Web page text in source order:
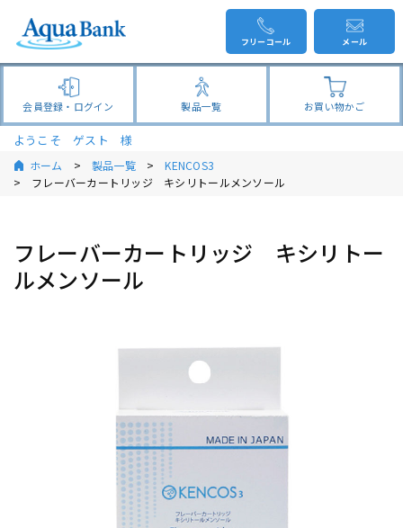
製品一覧
会員登録・ログイン お買い物かご
フリーコール メール
ようこそ ゲスト 様
ホーム 製品一覧
KENCOS3
フレーバーカートリッジ キシリトールメンソール
フレーバーカートリッジ キシリトー
ルメンソール